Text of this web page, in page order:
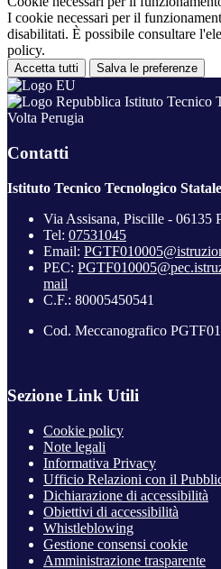
I cookie necessari per il
disabilitati. È possibile consultare
policy.
Accetta tutti Salva le preferenze
Istituto Tecnico
Volta Perugia
Contatti
Istituto Tecnico Tecnologico
Via Assisana, Piscille - 06135
Tel: 07531045
Email:
PEC:
mail
C.F.: 80005450541
Cod. Meccanografico
Sezione Link Utili
Cookie policy
Note legali
Informativa Privacy
Ufficio Relazioni con il
Dichiarazione di accessibilità
Obiettivi di accessibilità
Whistleblowing
Gestione consensi cookie
Amministrazione trasparente